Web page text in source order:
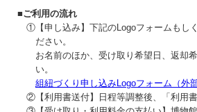
■ご利用の流れ
① 【申し込み】下記のLogoフォームもし
ださい。
お名前のほか、受け取り希望日、返却
い。
組紐づくり申し込みLogoフォーム（外
② 【利用書送付】日程等調整後、「利用